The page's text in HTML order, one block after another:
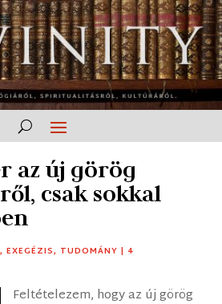
az új görög
csak sokkal
,EXEGÉZIS, TUDOMÁNY | 4
Feltételezem, hogy az új görög